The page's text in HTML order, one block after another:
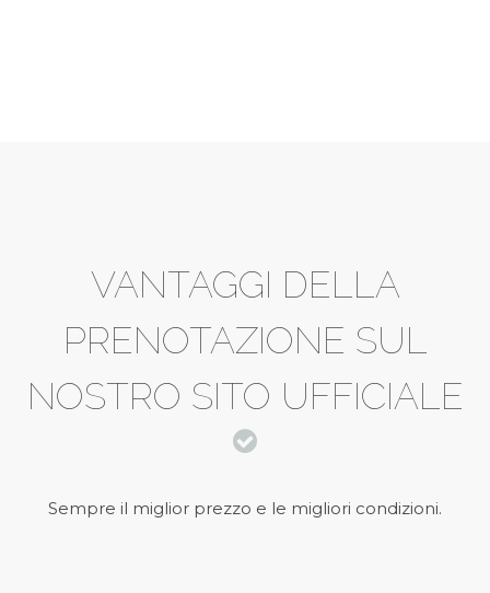
VANTAGGI DELLA
PRENOTAZIONE SUL
NOSTRO SITO UFFICIALE
Sempre il miglior prezzo e le migliori condizioni.